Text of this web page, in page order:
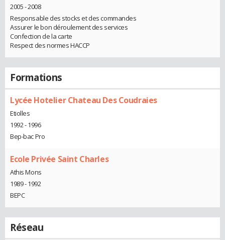
2005 - 2008
Responsable des stocks et des commandes
Assurer le bon déroulement des services
Confection de la carte
Respect des normes HACCP
Formations
Lycée Hotelier Chateau Des Coudraies
Etiolles
1992 - 1996
Bep-bac Pro
Ecole Privée Saint Charles
Athis Mons
1989 - 1992
BEPC
Réseau